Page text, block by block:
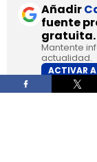
Añadir
fuente
gratuita.
Mantente
actualidad.
ACTIVAR